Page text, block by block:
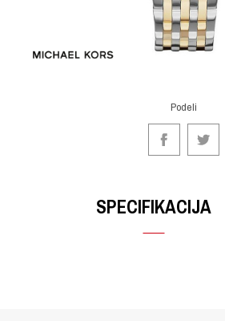
Podeli
SPECIFIKACIJA